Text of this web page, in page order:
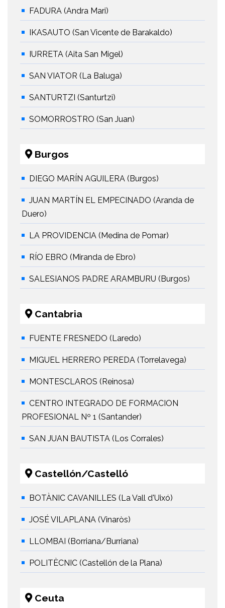
FADURA (Andra Mari)
IKASAUTO (San Vicente de Barakaldo)
IURRETA (Aita San Migel)
SAN VIATOR (La Baluga)
SANTURTZI (Santurtzi)
SOMORROSTRO (San Juan)
Burgos
DIEGO MARÍN AGUILERA (Burgos)
JUAN MARTÍN EL EMPECINADO (Aranda de
Duero)
LA PROVIDENCIA (Medina de Pomar)
RÍO EBRO (Miranda de Ebro)
SALESIANOS PADRE ARAMBURU (Burgos)
Cantabria
FUENTE FRESNEDO (Laredo)
MIGUEL HERRERO PEREDA (Torrelavega)
MONTESCLAROS (Reinosa)
CENTRO INTEGRADO DE FORMACION
PROFESIONAL Nº 1 (Santander)
SAN JUAN BAUTISTA (Los Corrales)
Castellón/Castelló
BOTÀNIC CAVANILLES (La Vall d'Uixó)
JOSÉ VILAPLANA (Vinaròs)
LLOMBAI (Borriana/Burriana)
POLITÈCNIC (Castellón de la Plana)
Ceuta